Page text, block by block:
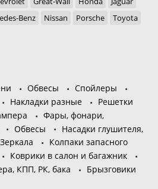
Benz Nissan Porsche
Toyota
Обвесы
Спойлеры
Накладки разные
Решетки
Фары, фонари,
Обвесы
Насадки глушителя,
Зеркала
Колпаки запасного
Коврики в салон и багажник
КПП, РК, бака
Брызговики